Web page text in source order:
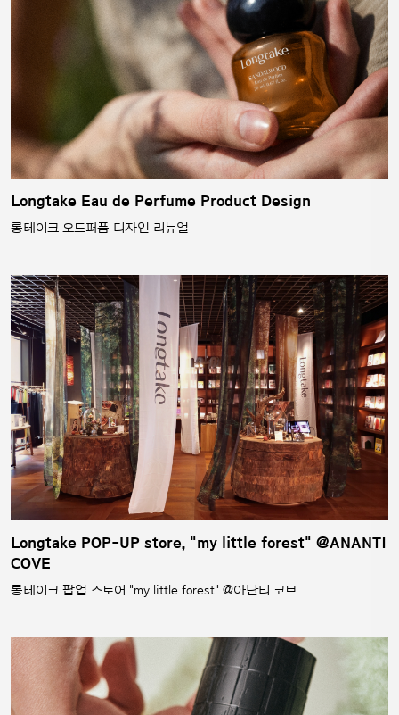
Longtake Eau de Perfume Product Design
롱테이크 오드퍼퓸 디자인 리뉴얼
Longtake POP-UP store, "my little forest" @ANANTI
COVE
롱테이크 팝업 스토어 "my little forest" @아난티 코브